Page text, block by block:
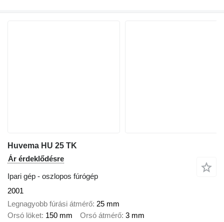
Huvema HU 25 TK
Ár érdeklődésre
Ipari gép - oszlopos fúrógép
2001
Legnagyobb fúrási átmérő 25 mm
Orsó löket 150 mm Orsó átmérő 3 mm